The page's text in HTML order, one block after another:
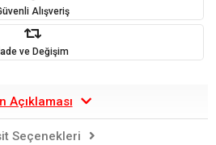
Alışveriş
ve Değişim
Açıklaması
Seçenekleri